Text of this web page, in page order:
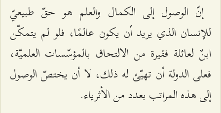
إنّ الوصول إلى الكمال والعلم هو حقّ طبيعيّ
للإنسان الذي يريد أن يكون عالمًا، فلو لم يتمكّن
ابنٌ لعائلة فقيرة من الالتحاق بالمؤسّسات العلميّة،
فعلى الدولة أن تهيّئ له ذلك، لا أن يختصّ الوصول
إلى هذه المراتب بعدد من الأثرياء.